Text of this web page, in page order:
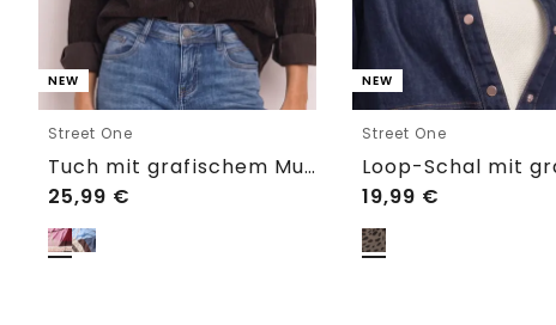
NEW
Street One
Tuch mit grafischem Muster
25,99 €
NEW
Street One
19,99 €